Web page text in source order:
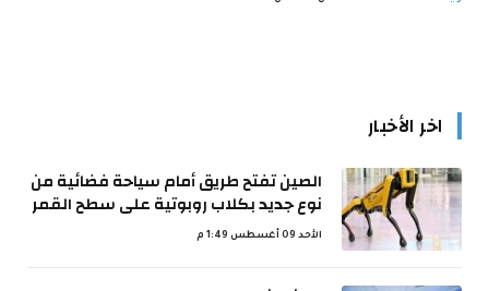
اخر الأخبار
الصين تفتح طريق أمام سياحة فضائية من
نوع جديد بكلاب روبوتية على سطح القمر
الأحد 09 أغسطس 1:49 م